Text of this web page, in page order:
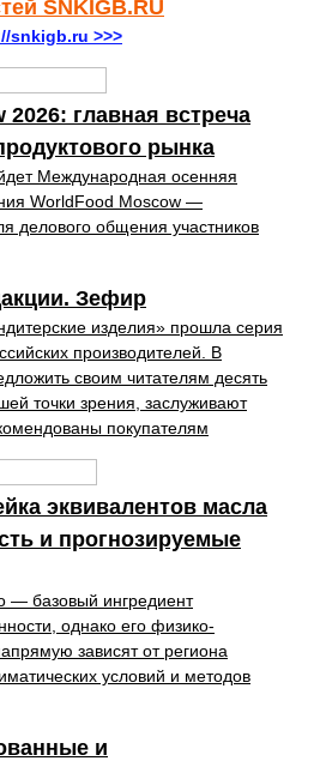
SNKIGB.RU
snkigb.ru >>>
главная встреча
рынка
Международная осенняя
WorldFood Moscow —
делового общения участников
Зефир
изделия» прошла серия
производителей. В
своим читателям десять
точки зрения, заслуживают
покупателям
эквивалентов масла
и прогнозируемые
— базовый ингредиент
однако его физико-
зависят от региона
условий и методов
и